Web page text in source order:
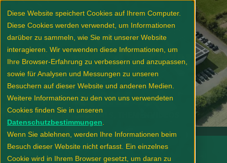
Diese Website speichert Cookies auf Ihrem Computer.
Diese Cookies werden verwendet, um Informationen
darüber zu sammeln, wie Sie mit unserer Website
interagieren. Wir verwenden diese Informationen, um
Ihre Browser-Erfahrung zu verbessern und anzupassen,
sowie für Analysen und Messungen zu unseren
Besuchern auf dieser Website und anderen Medien.
Weitere Informationen zu den von uns verwendeten
Cookies finden Sie in unseren
Datenschutzbestimmungen
Wenn Sie ablehnen, werden Ihre Informationen beim
Besuch dieser Website nicht erfasst. Ein einzelnes
Cookie wird in Ihrem Browser gesetzt, um daran zu
VIDEOPRODUKTION
FÜR DEN
ENERGIESEKTOR
KENNEN SIE DAS?